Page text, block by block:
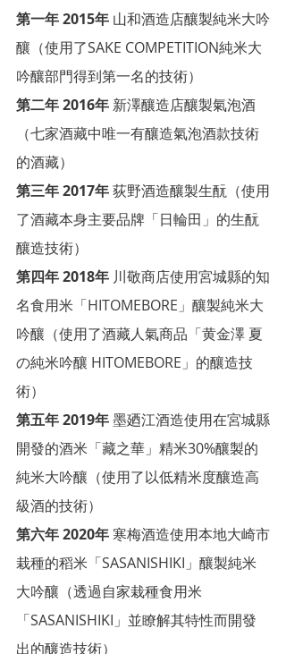
第一年 2015年 山和酒造店釀製純米大吟
釀（使用了SAKE COMPETITION純米大
吟釀部門得到第一名的技術）
第二年 2016年 新澤釀造店釀製氣泡酒
（七家酒藏中唯一有釀造氣泡酒款技術
的酒藏）
第三年 2017年 荻野酒造釀製生酛（使用
了酒藏本身主要品牌「日輪田」的生酛
釀造技術）
第四年 2018年 川敬商店使用宮城縣的知
名食用米「HITOMEBORE」釀製純米大
吟釀（使用了酒藏人氣商品「黄金澤 夏
の純米吟釀 HITOMEBORE」的釀造技
術）
第五年 2019年 墨廼江酒造使用在宮城縣
開發的酒米「藏之華」精米30%釀製的
純米大吟釀（使用了以低精米度釀造高
級酒的技術）
第六年 2020年 寒梅酒造使用本地大崎市
栽種的稻米「SASANISHIKI」釀製純米
大吟釀（透過自家栽種食用米
「SASANISHIKI」並瞭解其特性而開發
出的釀造技術）